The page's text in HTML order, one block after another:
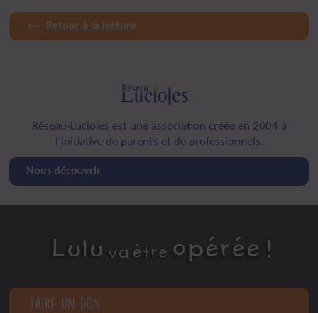
Retour à la lecture
Réseau-Lucioles est une association créée en 2004 à
l'initiative de parents et de professionnels.
Nous découvrir
Faire un don